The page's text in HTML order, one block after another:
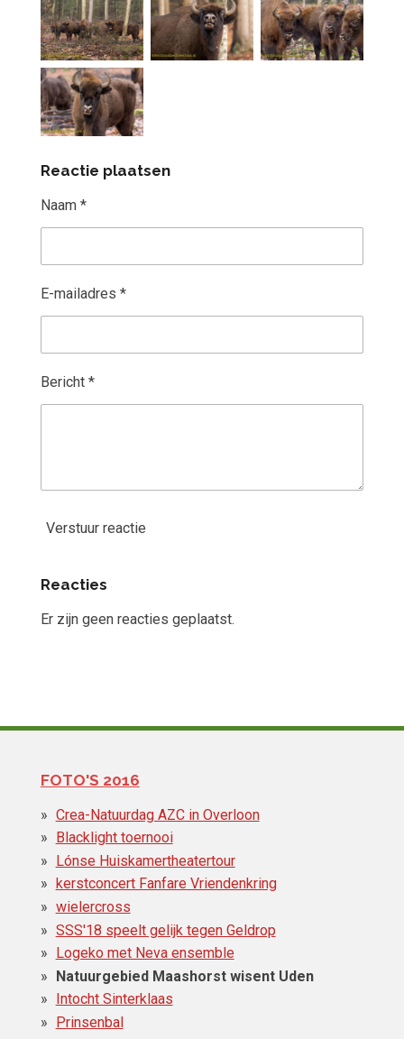
Reactie plaatsen
Naam *
E-mailadres *
Bericht *
Verstuur reactie
Reacties
Er zijn geen reacties geplaatst.
FOTO'S 2016
Crea-Natuurdag AZC in Overloon
Blacklight toernooi
Lónse Huiskamertheatertour
kerstconcert Fanfare Vriendenkring
wielercross
SSS'18 speelt gelijk tegen Geldrop
Logeko met Neva ensemble
Natuurgebied Maashorst wisent Uden
Intocht Sinterklaas
Prinsenbal